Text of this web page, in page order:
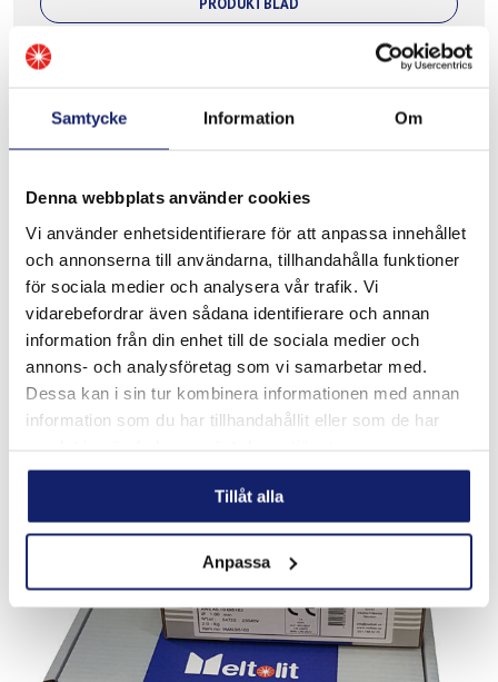
Samtycke Information Om
Denna webbplats använder cookies
Vi använder enhetsidentifierare för att anpassa innehållet
och annonserna till användarna, tillhandahålla funktioner
för sociala medier och analysera vår trafik. Vi
vidarebefordrar även sådana identifierare och annan
information från din enhet till de sociala medier och
annons- och analysföretag som vi samarbetar med.
Dessa kan i sin tur kombinera informationen med annan
information som du har tillhandahållit eller som de har
Tillåt alla
Anpassa
Meltolit 16.8.2
Utformad för svetsning av rostfritt stål som typ 16-8-2,
till 0,10 % för högtrycks- och högtemperaturrörsystem.
Används vanligtvis inte för k...
LÄS MER
PRODUKTBLAD